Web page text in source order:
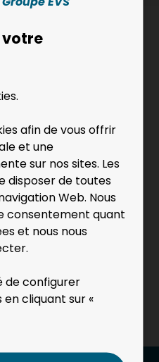
pour 2023 est de
actualités
afin de vous offrir
et une
sur nos sites. Les
disposer de toutes
Web. Nous
consentement quant
et nous nous
de configurer
en cliquant sur «